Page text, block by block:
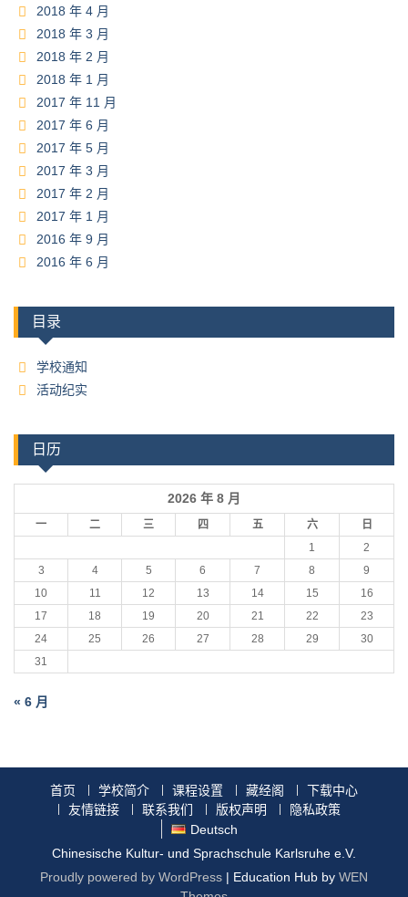
2018 年 4 月
2018 年 3 月
2018 年 2 月
2018 年 1 月
2017 年 11 月
2017 年 6 月
2017 年 5 月
2017 年 3 月
2017 年 2 月
2017 年 1 月
2016 年 9 月
2016 年 6 月
目录
学校通知
活动纪实
日历
2026 年 8 月
一 二 三 四 五 六
日
1
2
3
4 5 6 7 8
9
10
11 12 13 14 15
16
17
18 19 20 21 22
23
24
25 26 27 28 29
30
31
« 6 月
首页 学校简介 课程设置 藏经阁
下载中心
友情链接
联系我们 版权声明
隐私政策
Deutsch
Chinesische Kultur- und Sprachschule Karlsruhe e.V.
Proudly powered by WordPress | Education Hub by WEN